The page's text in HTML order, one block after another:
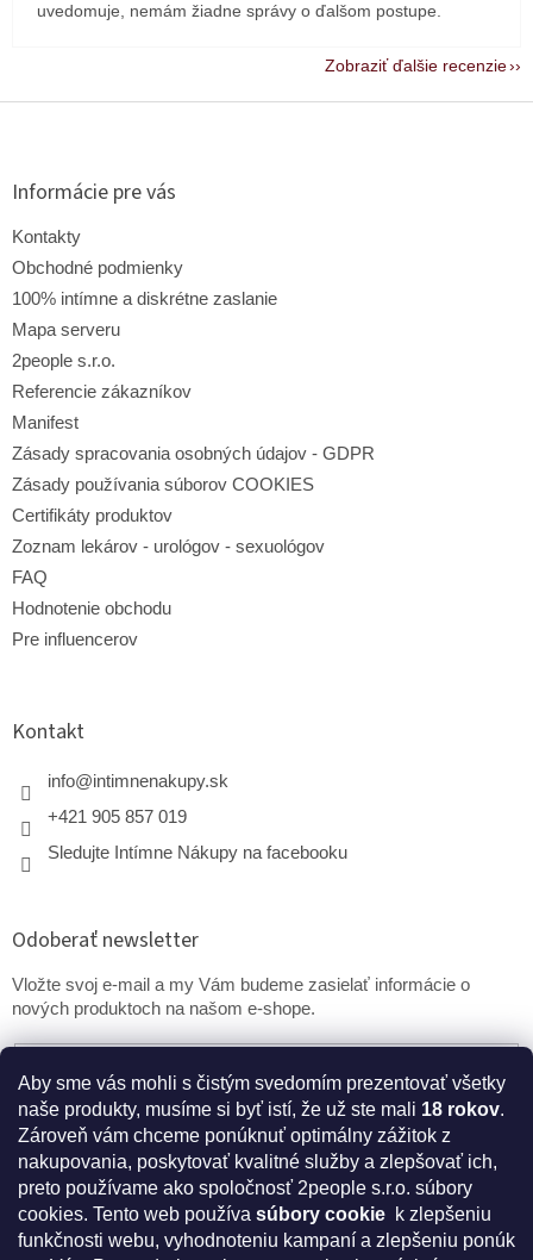
Aby sme vás mohli s čistým svedomím prezentovať všetky
naše produkty, musíme si byť istí, že už ste mali 18 rokov.
Zároveň vám chceme ponúknuť optimálny zážitok z
nakupovania, poskytovať kvalitné služby a zlepšovať ich,
preto používame ako spoločnosť 2people s.r.o. súbory
cookies. Tento web používa súbory cookie k zlepšeniu
funkčnosti webu, vyhodnoteniu kampaní a zlepšeniu ponúk
uvedomuje, nemám žiadne správy o ďalšom postupe.
Zobraziť ďalšie recenzie
Z
Informácie pre vás
Kontakty
Obchodné podmienky
100% intímne a diskrétne zaslanie
Mapa serveru
2people s.r.o.
Referencie zákazníkov
Manifest
Zásady spracovania osobných údajov - GDPR
Zásady používania súborov COOKIES
Certifikáty produktov
Zoznam lekárov - urológov - sexuológov
FAQ
Hodnotenie obchodu
Pre influencerov
Kontakt
info@intimnenakupy.sk
+421 905 857 019
Sledujte Intímne Nákupy na facebooku
Odoberať newsletter
Vložte svoj e-mail a my Vám budeme zasielať informácie o
nových produktoch na našom e-shope.
PRIHLÁSIŤ SA
* Disclaimer: Bezpečnostné prehlásenie k výživovým
doplnkom a kozmetike